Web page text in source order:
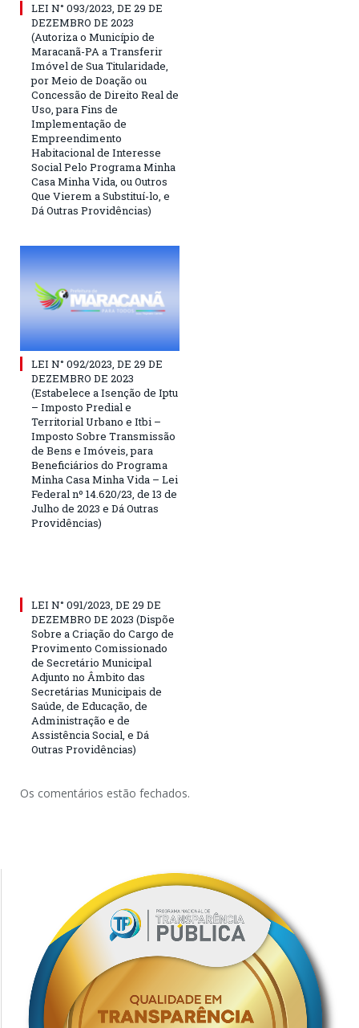
LEI N° 093/2023, DE 29 DE
DEZEMBRO DE 2023
(Autoriza o Município de
Maracanã-PA a Transferir
Imóvel de Sua Titularidade,
por Meio de Doação ou
Concessão de Direito Real de
Uso, para Fins de
Implementação de
Empreendimento
Habitacional de Interesse
Social Pelo Programa Minha
Casa Minha Vida, ou Outros
Que Vierem a Substituí-lo, e
Dá Outras Providências)
LEI N° 092/2023, DE 29 DE
DEZEMBRO DE 2023
(Estabelece a Isenção de Iptu
– Imposto Predial e
Territorial Urbano e Itbi –
Imposto Sobre Transmissão
de Bens e Imóveis, para
Beneficiários do Programa
Minha Casa Minha Vida – Lei
Federal nº 14.620/23, de 13 de
Julho de 2023 e Dá Outras
Providências)
LEI N° 091/2023, DE 29 DE
DEZEMBRO DE 2023 (Dispõe
Sobre a Criação do Cargo de
Provimento Comissionado
de Secretário Municipal
Adjunto no Âmbito das
Secretárias Municipais de
Saúde, de Educação, de
Administração e de
Assistência Social, e Dá
Outras Providências)
Os comentários estão fechados.